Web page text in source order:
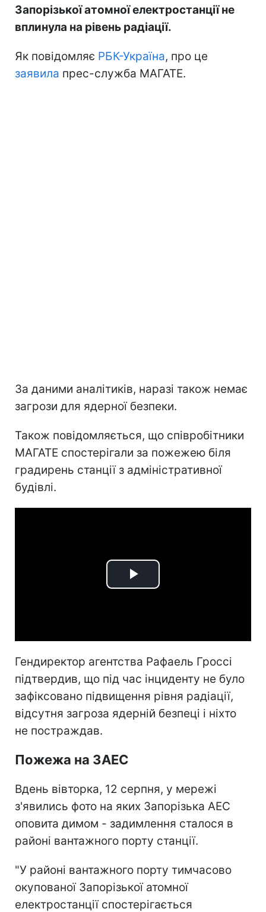
Запорізької атомної електростанції не
вплинула на рівень радіації.
Як повідомляє РБК-Україна, про це
заявила прес-служба МАГАТЕ.
За даними аналітиків, наразі також немає
загрози для ядерної безпеки.
Також повідомляється, що співробітники
МАГАТЕ спостерігали за пожежею біля
градирень станції з адміністративної
будівлі.
Play
Гендиректор агентства Рафаель Гроссі
підтвердив, що під час інциденту не було
зафіксовано підвищення рівня радіації,
відсутня загроза ядерній безпеці і ніхто
не постраждав.
Пожежа на ЗАЕС
Вдень вівторка, 12 серпня, у мережі
з'явились фото на яких Запорізька АЕС
оповита димом - задимлення сталося в
районі вантажного порту станції.
"У районі вантажного порту тимчасово
окупованої Запорізької атомної
електростанції спостерігається